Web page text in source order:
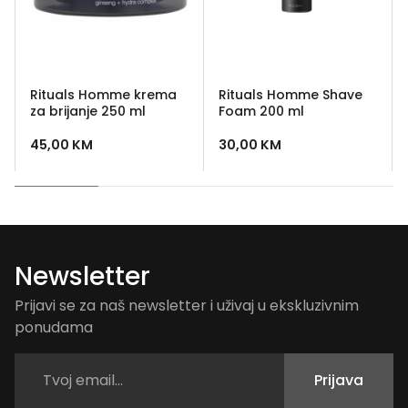
Rituals Homme krema
za brijanje 250 ml
45,00 KM
Rituals Homme Shave
Foam 200 ml
30,00 KM
Newsletter
Prijavi se za naš newsletter i uživaj u ekskluzivnim
ponudama
Prijava